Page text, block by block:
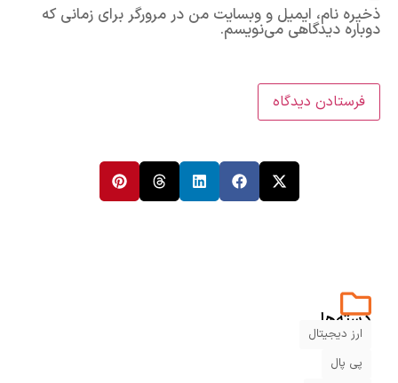
ذخیره نام، ایمیل و وبسایت من در مرورگر برای زمانی که
دوباره دیدگاهی می‌نویسم.
دسته‌ها
ارز دیجیتال
پی پال